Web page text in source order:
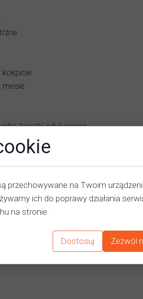
kokpicie
mesie
książki edukacyjne,
Jachtu Granada 24
przechowywane na Twoim
ich do poprawy działania
na stronie.
Dostosuj Zezwól